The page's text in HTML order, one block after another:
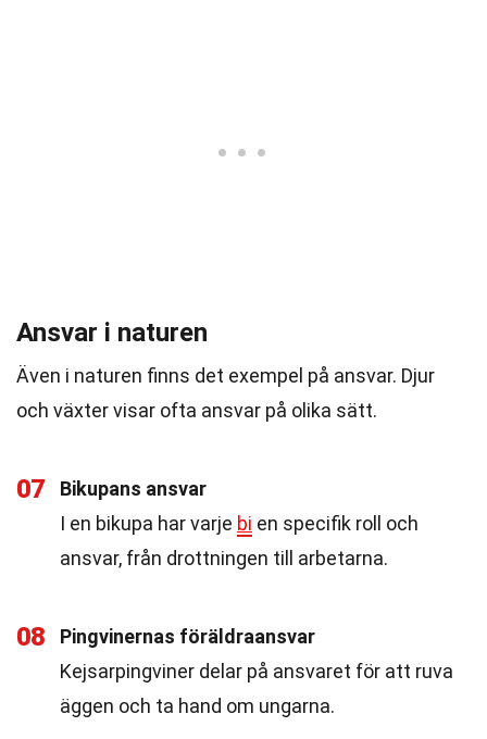
Ansvar i naturen
Även i naturen finns det exempel på ansvar. Djur
och växter visar ofta ansvar på olika sätt.
07
Bikupans ansvar
I en bikupa har varje bi en specifik roll och
ansvar, från drottningen till arbetarna.
08
Pingvinernas föräldraansvar
Kejsarpingviner delar på ansvaret för att ruva
äggen och ta hand om ungarna.